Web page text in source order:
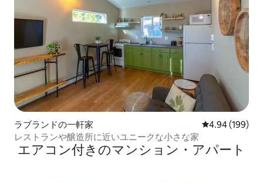
ラブランドの一軒家 レビュー199
4.94 (199)
レストランや醸造所に近いユニークな小さな家
エアコン付きのマンション・アパート